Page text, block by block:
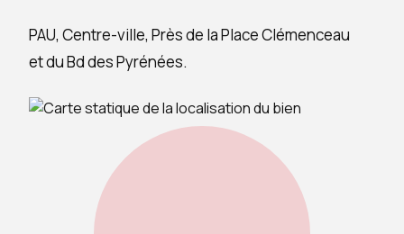
PAU, Centre-ville, Près de la Place Clémenceau
et du Bd des Pyrénées.